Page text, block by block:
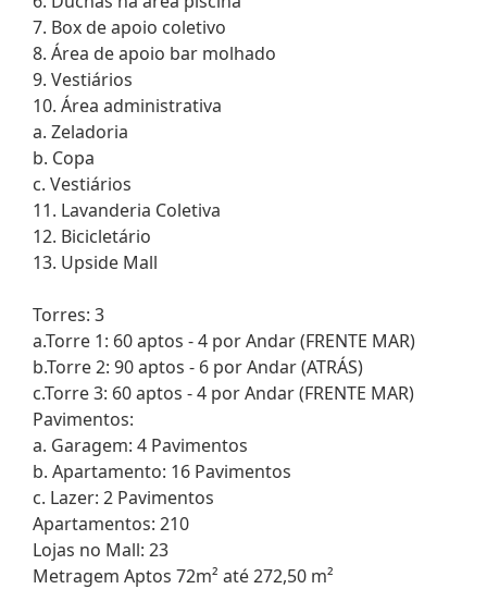
7. Box de apoio coletivo
8. Área de apoio bar molhado
9. Vestiários
10. Área administrativa
a. Zeladoria
b. Copa
c. Vestiários
11. Lavanderia Coletiva
12. Bicicletário
13. Upside Mall
Torres: 3
a.Torre 1: 60 aptos - 4 por Andar (FRENTE MAR)
b.Torre 2: 90 aptos - 6 por Andar (ATRÁS)
c.Torre 3: 60 aptos - 4 por Andar (FRENTE MAR)
Pavimentos:
a. Garagem: 4 Pavimentos
b. Apartamento: 16 Pavimentos
c. Lazer: 2 Pavimentos
Apartamentos: 210
Lojas no Mall: 23
Metragem Aptos 72m² até 272,50 m²